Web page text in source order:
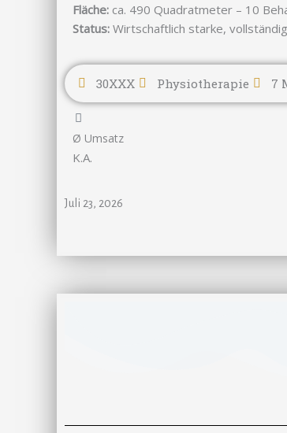
Fläche: ca. 490 Quadratmeter – 10
Status: Wirtschaftlich starke,
30XXX Physiotherapie 7
Ø Umsatz
K.A.
Juli 23, 2026